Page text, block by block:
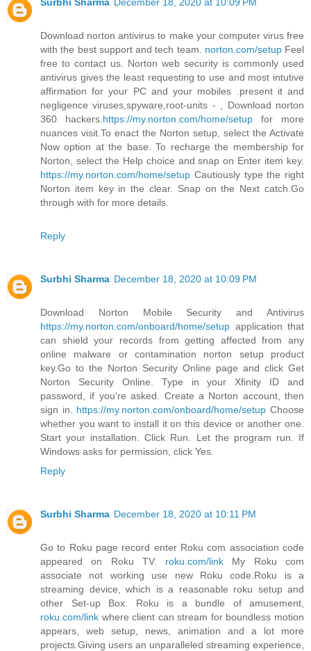
Download norton antivirus to make your computer virus free
with the best support and tech team. norton.com/setupFeel
free to contact us. Norton web security is commonly used
antivirus gives the least requesting to use and most intutive
affirmation for your PC and your mobiles .present it and
negligence viruses,spyware,root-units - , Download norton
360 hackers. https://my.norton.com/home/setup for more
nuances visit.To enact the Norton setup, select the Activate
Now option at the base. To recharge the membership for
Norton, select the Help choice and snap on Enter item key.
https://my.norton.com/home/setup Cautiously type the right
Norton item key in the clear. Snap on the Next catch.Go
through with for more details.
Reply
Surbhi Sharma December 18, 2020 at 10:09 PM
Download Norton Mobile Security and Antivirus
https://my.norton.com/onboard/home/setup application that
can shield your records from getting affected from any
online malware or contamination norton setup product
key.Go to the Norton Security Online page and click Get
Norton Security Online. Type in your Xfinity ID and
password, if you're asked. Create a Norton account, then
sign in. https://my.norton.com/onboard/home/setup Choose
whether you want to install it on this device or another one.
Start your installation. Click Run. Let the program run. If
Windows asks for permission, click Yes.
Reply
Surbhi Sharma December 18, 2020 at 10:11 PM
Go to Roku page record enter Roku com association code
appeared on Roku TV. roku.com/link My Roku com
associate not working use new Roku code.Roku is a
streaming device, which is a reasonable roku setup and
other Set-up Box. Roku is a bundle of amusement,
roku.com/link where client can stream for boundless motion
appears, web setup, news, animation and a lot more
projects.Giving users an unparalleled streaming experience,